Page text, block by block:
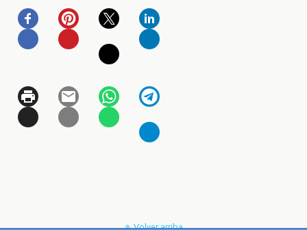
Volver arriba